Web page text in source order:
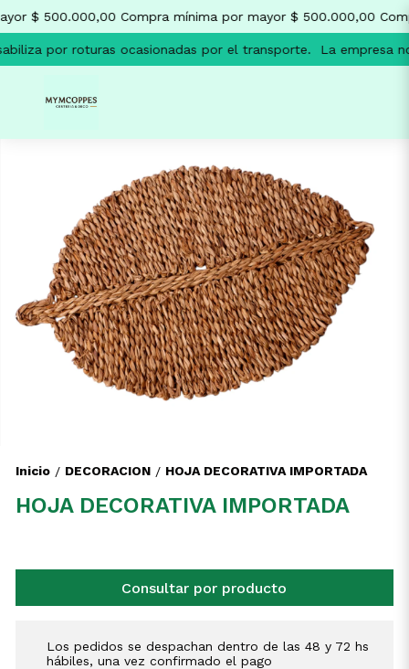
$ 500.000,00 Compra mínima por mayor $ 500.000,00
por roturas ocasionadas por el transporte. La empresa
Inicio / DECORACION / HOJA DECORATIVA IMPORTADA
HOJA DECORATIVA IMPORTADA
Consultar por producto
Los pedidos se despachan dentro de las 48 y 72 hs
hábiles, una vez confirmado el pago